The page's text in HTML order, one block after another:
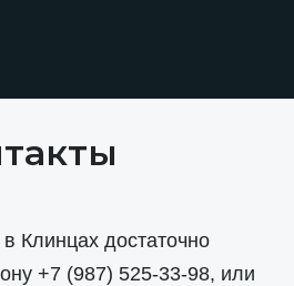
Клинцах достаточно
+7 (987) 525-33-98, или